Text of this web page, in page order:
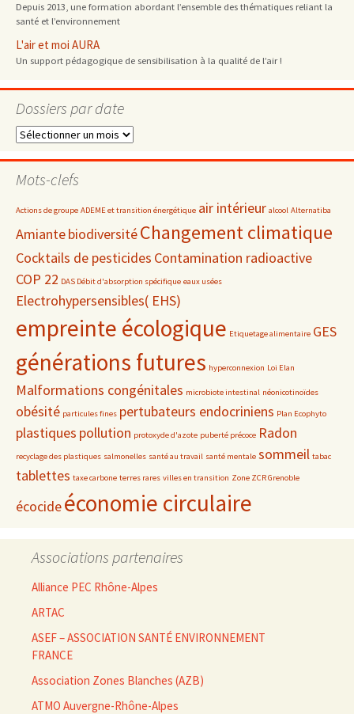
Depuis 2013, une formation abordant l’ensemble des thématiques reliant la
santé et l’environnement
L'air et moi AURA
Un support pédagogique de sensibilisation à la qualité de l’air !
Dossiers par date
Dossiers
date
Mots-clefs
Actions de groupe ADEME et transition énergétique air intérieur alcool Alternatiba
AmiantebiodiversitéChangement climatique
Cocktails de pesticides Contamination radioactive
COP 22 DAS Débit d'absorption spécifique eaux usées
Electrohypersensibles( EHS)
empreinte écologique Etiquetage alimentaire GES
générations futures hyperconnexion Loi Elan
Malformations congénitales microbiote intestinal néonicotinoïdes
obésité particules fines pertubateurs endocriniens Plan Ecophyto
plastiques pollution protoxyde d'azote puberté précoce Radon
recyclage des plastiques salmonelles santé au travail santé mentale sommeil tabac
tablettes taxe carbone terres rares villes en transition Zone ZCR Grenoble
écocideéconomie circulaire
Associations partenaires
Alliance PEC Rhône-Alpes
ARTAC
ASEF – ASSOCIATION SANTÉ ENVIRONNEMENT
FRANCE
Association Zones Blanches (AZB)
ATMO Auvergne-Rhône-Alpes